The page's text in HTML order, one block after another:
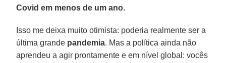
Covid em menos de um ano.
Isso me deixa muito otimista: poderia realmente ser a
última grande pandemia. Mas a política ainda não
aprendeu a agir prontamente e em nível global: vocês